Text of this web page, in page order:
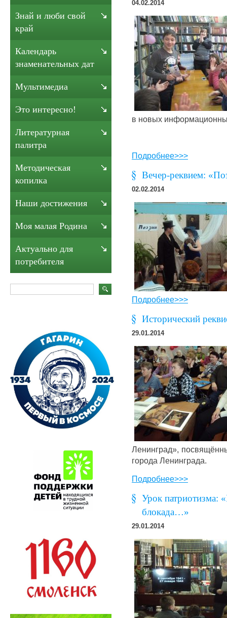
04.02.2014
в новых
Подробнее>>>
Вечер-реквием:
02.02.2014
Подробнее>>>
Исторический
29.01.2014
Ленинград»,
города Ленинграда.
Подробнее>>>
Урок патриотизма:
блокада…»
29.01.2014
Знай и люби свой
край
Календарь
знаменательных дат
Мультимедиа
Это интересно!
Литературная
палитра
Методическая
копилка
Наши достижения
Моя малая Родина
Актуально для
потребителя